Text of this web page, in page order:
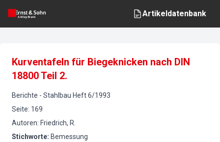
Artikeldatenbank
Kurventafeln für Biegeknicken nach DIN
18800 Teil 2.
Berichte - Stahlbau Heft6/1993
Seite: 169
Autoren: Friedrich, R.
Stichworte: Bemessung